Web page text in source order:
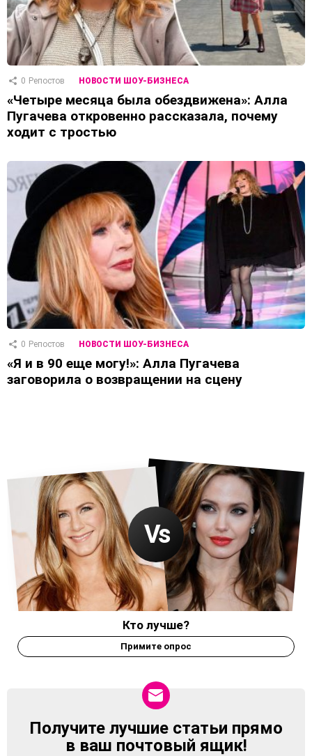
0 Репостов НОВОСТИ ШОУ-БИЗНЕСА
«Четыре месяца была обездвижена»: Алла
Пугачева откровенно рассказала, почему
ходит с тростью
0 Репостов НОВОСТИ ШОУ-БИЗНЕСА
«Я и в 90 еще могу!»: Алла Пугачева
заговорила о возвращении на сцену
Кто лучше?
Примите опрос
NEWSLETTER
Получите лучшие статьи прямо
в ваш почтовый ящик!